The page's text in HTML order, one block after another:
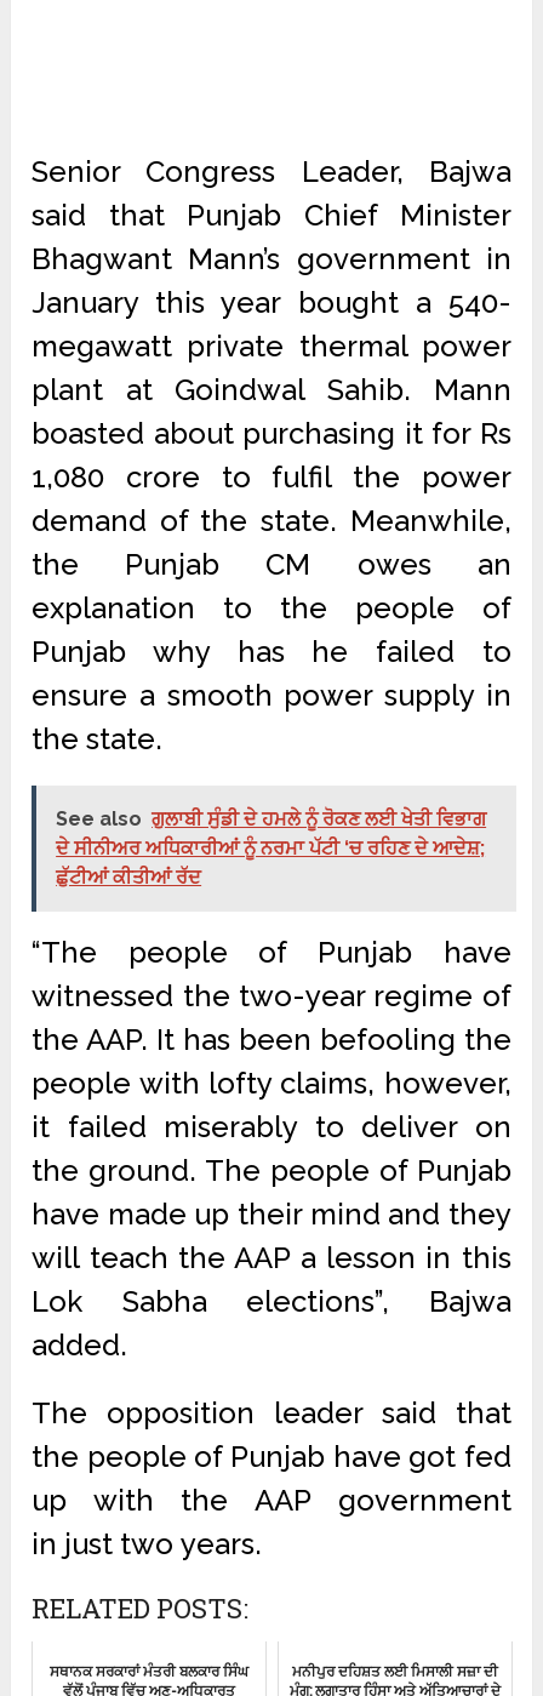
Senior Congress Leader, Bajwa
said that Punjab Chief Minister
Bhagwant Mann’s government in
January this year bought a 540-
megawatt private thermal power
plant at Goindwal Sahib. Mann
boasted about purchasing it for Rs
1,080 crore to fulfil the power
demand of the state. Meanwhile,
the Punjab CM owes an
explanation to the people of
Punjab why has he failed to
ensure a smooth power supply in
the state.
See also ਗੁਲਾਬੀ ਸੁੰਡੀ ਦੇ ਹਮਲੇ ਨੂੰ ਰੋਕਣ ਲਈ ਖੇਤੀ ਵਿਭਾਗ
ਦੇ ਸੀਨੀਅਰ ਅਧਿਕਾਰੀਆਂ ਨੂੰ ਨਰਮਾ ਪੱਟੀ ‘ਚ ਰਹਿਣ ਦੇ ਆਦੇਸ਼;
ਛੁੱਟੀਆਂ ਕੀਤੀਆਂ ਰੱਦ
“The people of Punjab have
witnessed the two-year regime of
the AAP. It has been befooling the
people with lofty claims, however,
it failed miserably to deliver on
the ground. The people of Punjab
have made up their mind and they
will teach the AAP a lesson in this
Lok Sabha elections”, Bajwa
added.
The opposition leader said that
the people of Punjab have got fed
up with the AAP government
in just two years.
RELATED POSTS:
ਸਥਾਨਕ ਸਰਕਾਰਾਂ ਮੰਤਰੀ ਬਲਕਾਰ ਸਿੰਘ
ਵੱਲੋਂ ਪੰਜਾਬ ਵਿੱਚ ਅਣ-ਅਧਿਕਾਰਤ
ਮਨੀਪੁਰ ਦਹਿਸ਼ਤ ਲਈ ਮਿਸਾਲੀ ਸਜ਼ਾ ਦੀ
ਮੰਗ: ਲਗਾਤਾਰ ਹਿੰਸਾ ਅਤੇ ਅੱਤਿਆਚਾਰਾਂ ਦੇ